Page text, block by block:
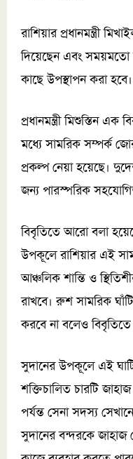
রাশিয়ার প্রধানমন্ত্রী
দিয়েছেন এবং সময়মতো
কাছে উপস্থাপন করা হবে।
প্রধানমন্ত্রী মিশুস্তিন
মধ্যে সামরিক সম্পর্ক
প্রকল্প নেয়া হয়েছে।
জন্য পারস্পরিক
বিবৃতিতে আরো বলা
উপকূলে রাশিয়ার এই
আঞ্চলিক শান্তি ও
রাখবে। রুশ সামরিক
করবে না বলেও বিবৃতিতে
সুদানের উপকূলে এই ঘাটি
শক্তিচালিত চারটি
পর্যন্ত সেনা সদস্য
সুদানের বন্দরকে জাহাজ